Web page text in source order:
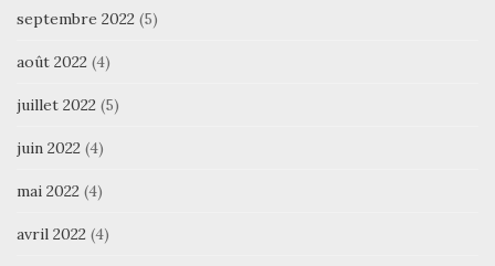
septembre 2022 (5)
août 2022 (4)
juillet 2022 (5)
juin 2022 (4)
mai 2022 (4)
avril 2022 (4)